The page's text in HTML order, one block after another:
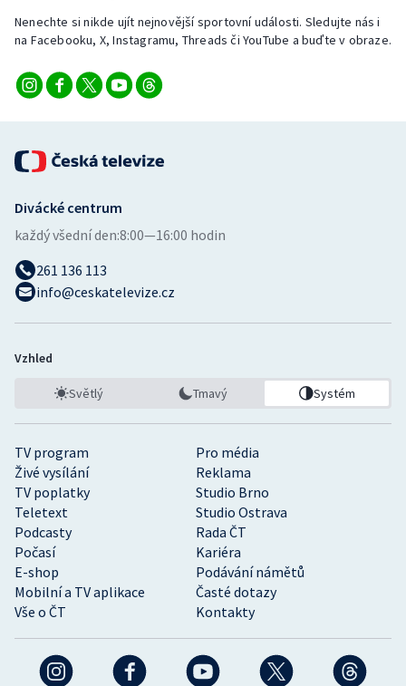
Nenechte si nikde ujít nejnovější sportovní události. Sledujte nás i
na Facebooku, X, Instagramu, Threads či YouTube a buďte v obraze.
TV program
Pro média
Živé vysílání
Reklama
TV poplatky
Studio Brno
Teletext
Studio Ostrava
Podcasty
Rada ČT
Počasí
Kariéra
E-shop
Podávání námětů
Mobilní a TV aplikace
Časté dotazy
Vše o ČT
Kontakty
Divácké centrum
každý všední den:8:00—16:00 hodin
261 136 113
info@ceskatelevize.cz
Vzhled
Světlý Tmavý Systém